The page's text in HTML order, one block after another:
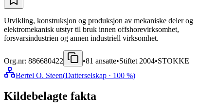
Utvikling, konstruksjon og produksjon av mekaniske deler og
elektromekanisk utstyr til bruk innen offshorevirksomhet,
forsvarsindustrien og annen industriell virksomhet.
Org.nr: 886680422 •81 ansatte•Stiftet 2004•STOKKE
Bertel O. Steen(Datterselskap · 100 %)
Kildebelagte fakta